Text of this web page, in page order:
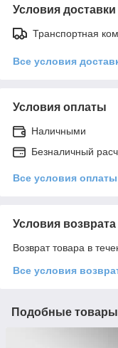
Условия доставки
Транспортная
Все условия
Условия оплаты
Наличными
Безналичный
Все условия оплаты
Условия возврата
Возврат товара в
Все условия
Подобные